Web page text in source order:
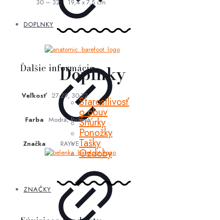
DOPLNKY
Doplnky
Starostlivosť
o obuv
Šnúrky
Ponožky
Tašky
Ozdoby
ZNAČKY
30 – 32: 19,4 x 7,5 cm
Ďalšie informácie
Veľkosť 27-29, 30-32
Farba Modrá, Ružová
Značka RAYVE